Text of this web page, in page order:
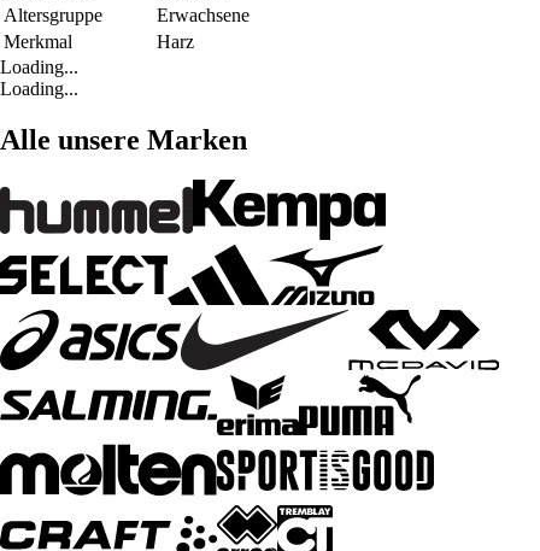
Altersgruppe
Erwachsene
Merkmal
Harz
Loading...
Loading...
Alle unsere Marken